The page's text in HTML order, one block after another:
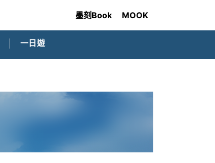
墨刻Book MOOK
一日遊